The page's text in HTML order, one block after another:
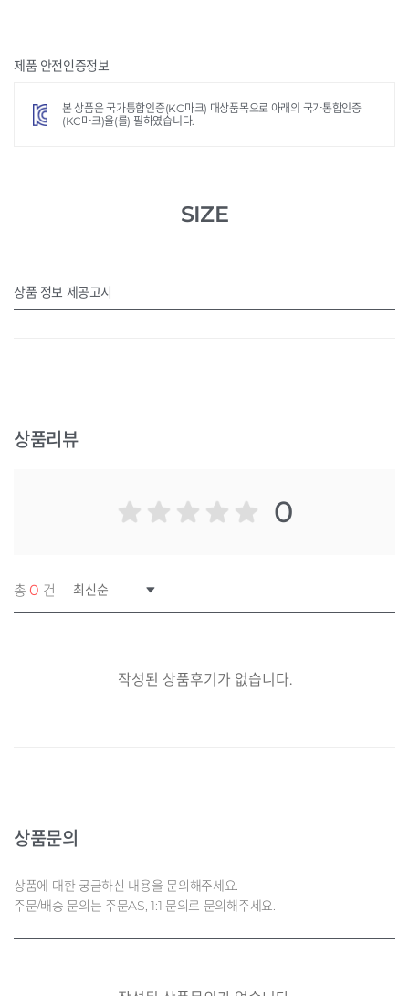
제품 안전인증정보
본 상품은 국가통합인증(KC마크) 대상품목으로 아래의 국가통합인증
(KC마크)을(를) 필하였습니다.
SIZE
상품 정보 제공고시
상품리뷰
0
총0 건의 리뷰
작성된 상품후기가 없습니다.
상품문의
상품에 대한 궁금하신 내용을 문의해주세요.
주문/배송 문의는 주문AS, 1:1 문의로 문의해주세요.